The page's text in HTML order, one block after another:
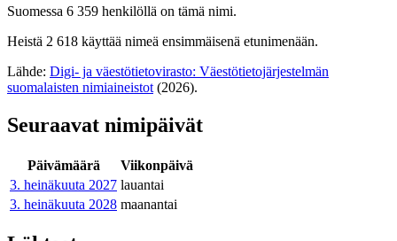
Suomessa 6 359 henkilöllä on tämä nimi.
Heistä 2 618 käyttää nimeä ensimmäisenä etunimenään.
Lähde: Digi- ja väestötietovirasto: Väestötietojärjestelmän
suomalaisten nimiaineistot (2026).
Seuraavat nimipäivät
Päivämäärä
Viikonpäivä
3. heinäkuuta 2027 lauantai
3. heinäkuuta 2028 maanantai